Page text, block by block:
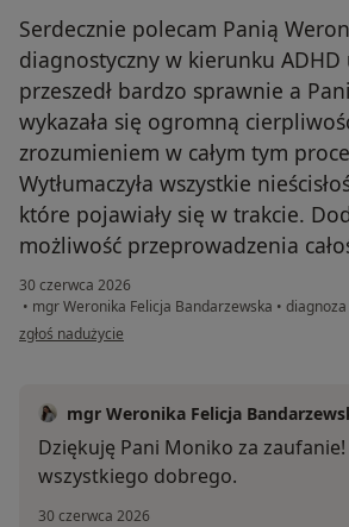
Serdecznie polecam Panią
diagnostyczny w kierunku ADHD
przeszedł bardzo sprawnie a
wykazała się ogromną
zrozumieniem w całym tym
Wytłumaczyła wszystkie
które pojawiały się w trakcie.
możliwość przeprowadzenia
30 czerwca 2026
• mgr Weronika Felicja Bandarzewska • diagnoza
w opinii użytkownika Monika
zgłoś nadużycie
mgr Weronika Felicja
Dziękuję Pani Moniko za zaufanie!
wszystkiego dobrego.
30 czerwca 2026